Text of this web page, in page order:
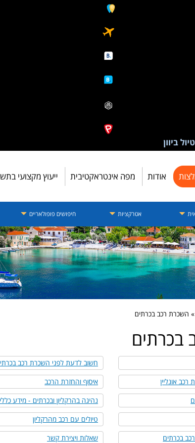
ביוון
אודות מפה אינטראקטיבית ייעוץ מקצועי
אטרקציות חיפושים פופולאריים
» השכרת רכב בכרתים
בכרתים
חשוב לדעת לפני השכרת רכב
רכב אונליין
איסוף והחזרת הרכב
נהיגה בהרקליון ובכרתים - מידע כללי
טיולים עם רכב מהרקליון
בכרתים
שאלות ויצירת קשר